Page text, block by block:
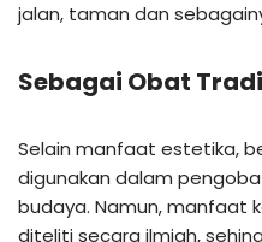
jalan, taman dan
Sebagai Obat
Selain manfaat estetika,
digunakan dalam
budaya. Namun, manfaat
diteliti secara ilmiah,